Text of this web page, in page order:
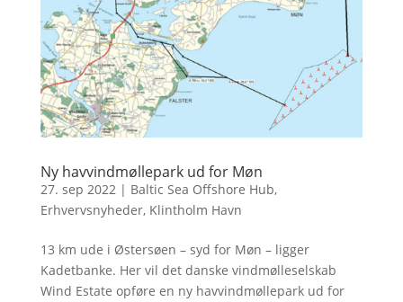
Ny havvindmøllepark ud for Møn
27. sep 2022| Baltic Sea Offshore Hub,
Erhvervsnyheder, Klintholm Havn
13 km ude i Østersøen – syd for Møn – ligger
Kadetbanke. Her vil det danske vindmølleselskab
Wind Estate opføre en ny havvindmøllepark ud for